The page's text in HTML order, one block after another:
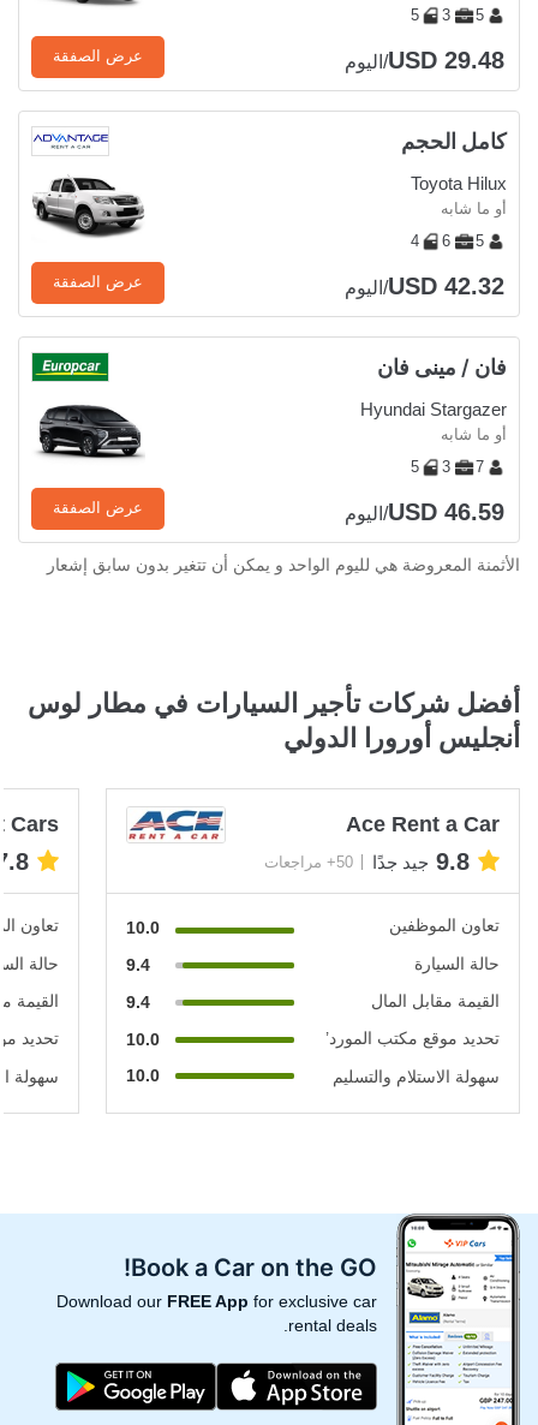
5
3
5
USD 29.48/اليوم عرض الصفقة
كامل الحجم
Toyota Hilux
أو ما شابه
5
6
4
USD 42.32/اليوم عرض الصفقة
فان / مينى فان
Hyundai Stargazer
أو ما شابه
7
3
5
USD 46.59/اليوم عرض الصفقة
الأثمنة المعروضة هي لليوم الواحد و يمكن أن تتغير بدون سابق إشعار
أفضل شركات تأجير السيارات في مطار لوس
أنجليس أورورا الدولي
Ace Rent a Car
9.8 جيد جدًا 50+ مراجعات
تعاون الموظفين
10.0
حالة السيارة
9.4
القيمة مقابل المال
9.4
تحديد موقع مكتب المورد’
10.0
سهولة الاستلام والتسليم
10.0
Cars
تعاون
حالة
القيمة
تحديد
سهولة
Book a Car on the GO!
Download our FREE App for exclusive car
rental deals.